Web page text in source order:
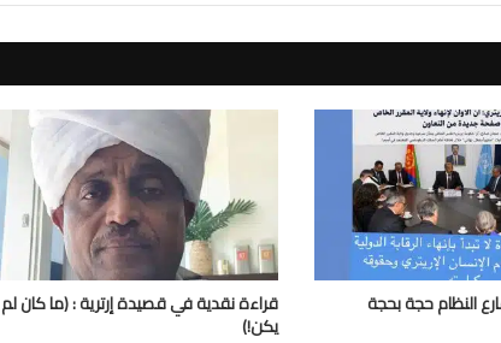
النظام حجة بحجة قراءة نقدية في قصيدة إرترية : (ما كان لم
يكن!)